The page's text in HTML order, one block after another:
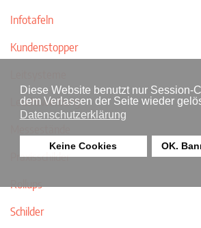
Diese Website benutzt nur Session-
dem Verlassen der Seite wieder
Datenschutzerklärung
Keine Cookies OK.
Infotafeln
Kundenstopper
Leuchtwerbung
Praxisschilder
Rollups
Schilder